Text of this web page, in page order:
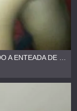
VÍDEO AMADOR DE PADRASTO COMENDO A ENTEADA DE QUATRO